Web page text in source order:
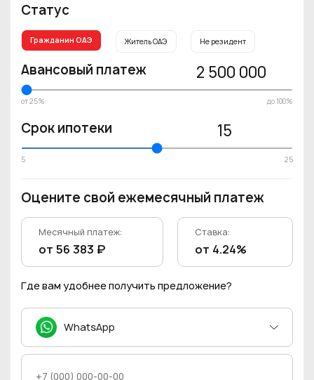
Статус
Гражданин ОАЭ Житель ОАЭ Не резидент
Авансовый платеж 2 500 000
от 25% до 100%
Срок ипотеки 15
5 25
Оцените свой ежемесячный платеж
Месячный платеж:
от 56 383 ₽
Ставка:
от 4.24%
Где вам удобнее получить предложение?
WhatsApp